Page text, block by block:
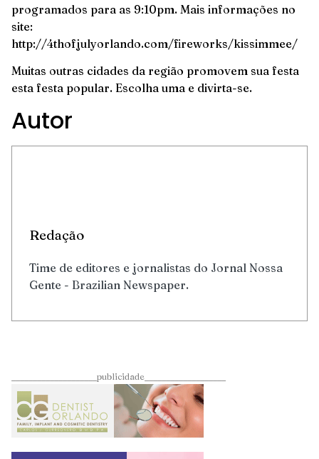
programados para as 9:10pm. Mais informações no
site:
http://4thofjulyorlando.com/fireworks/kissimmee/
Muitas outras cidades da região promovem sua festa
esta festa popular. Escolha uma e divirta-se.
Autor
Redação
Time de editores e jornalistas do Jornal Nossa
Gente - Brazilian Newspaper.
____________________publicidade___________________